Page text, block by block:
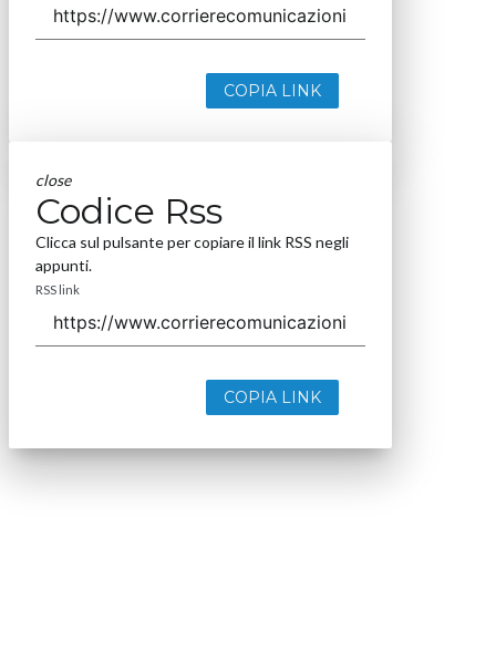
COPIA LINK
close
Codice Rss
Clicca sul pulsante per copiare il link RSS negli
appunti.
RSS link
COPIA LINK